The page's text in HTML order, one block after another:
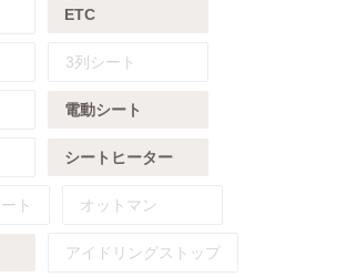
ETC
3列シート
電動シート
シートヒーター
ト オットマン
アイドリングストップ